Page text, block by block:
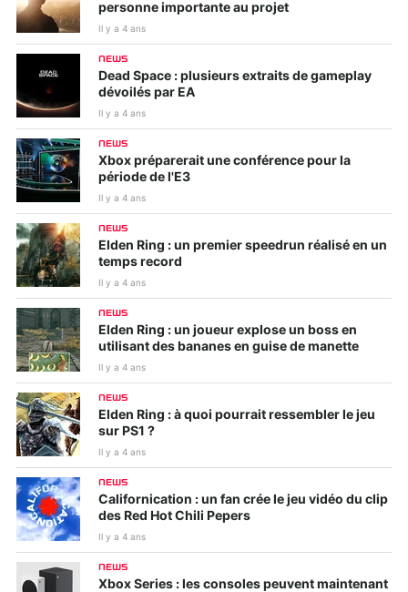
personne importante au projet
Il y a 4 ans
NEWS
Dead Space : plusieurs extraits de gameplay
dévoilés par EA
Il y a 4 ans
NEWS
Xbox préparerait une conférence pour la
période de l'E3
Il y a 4 ans
NEWS
Elden Ring : un premier speedrun réalisé en un
temps record
Il y a 4 ans
NEWS
Elden Ring : un joueur explose un boss en
utilisant des bananes en guise de manette
Il y a 4 ans
NEWS
Elden Ring : à quoi pourrait ressembler le jeu
sur PS1 ?
Il y a 4 ans
NEWS
Californication : un fan crée le jeu vidéo du clip
des Red Hot Chili Pepers
Il y a 4 ans
NEWS
Xbox Series : les consoles peuvent maintenant